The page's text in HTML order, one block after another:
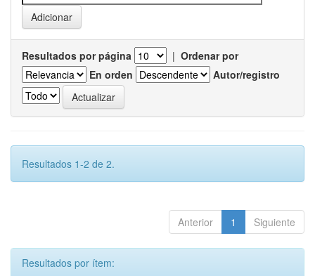
Resultados por página | Ordenar por
En orden
Autor/registro
Resultados 1-2 de 2.
Anterior 1 Siguiente
Resultados por ítem: